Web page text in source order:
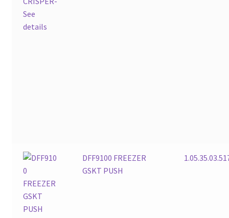
DFF9100 FREEZER
GSKT PUSH